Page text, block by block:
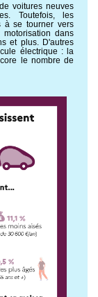
voitures neuves
Toutefois, les
à se tourner vers
dans
et plus. D'autres
électrique : la
le nombre de